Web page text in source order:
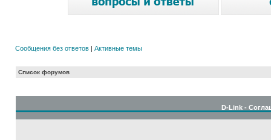
Сообщения без ответов | Активные темы
Список форумов
D-Link -